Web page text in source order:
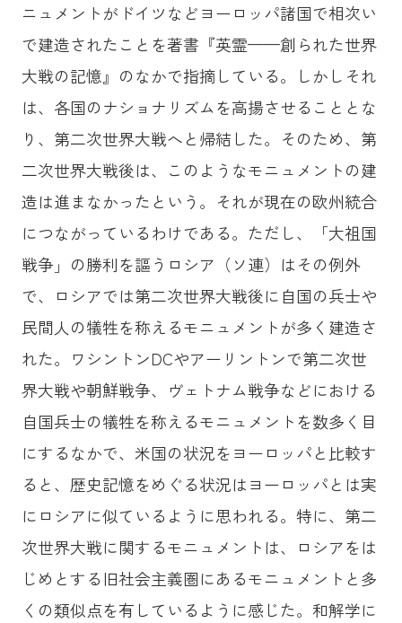
ニュメントがドイツなどヨーロッパ諸国で相次い
で建造されたことを著書『英霊——創られた世界
大戦の記憶』のなかで指摘している。しかしそれ
は、各国のナショナリズムを高揚させることとな
り、第二次世界大戦へと帰結した。そのため、第
二次世界大戦後は、このようなモニュメントの建
造は進まなかったという。それが現在の欧州統合
につながっているわけである。ただし、「大祖国
戦争」の勝利を謳うロシア（ソ連）はその例外
で、ロシアでは第二次世界大戦後に自国の兵士や
民間人の犠牲を称えるモニュメントが多く建造さ
れた。ワシントンDCやアーリントンで第二次世
界大戦や朝鮮戦争、ヴェトナム戦争などにおける
自国兵士の犠牲を称えるモニュメントを数多く目
にするなかで、米国の状況をヨーロッパと比較す
ると、歴史記憶をめぐる状況はヨーロッパとは実
にロシアに似ているように思われる。特に、第二
次世界大戦に関するモニュメントは、ロシアをは
じめとする旧社会主義圏にあるモニュメントと多
くの類似点を有しているように感じた。和解学に